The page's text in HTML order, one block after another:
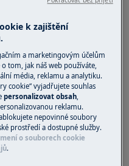
Výrobní číslo
(PNC)
Číslo ELC
Sériové číslo
následující:
k zajištění
a marketingovým účelům
tom, jak náš web používáte,
média, reklamu a analytiku.
cookie“ vyjadřujete souhlas
personalizovat obsah
reklamu.
nepovinné soubory
prostředí a dostupné služby.
o souborech cookie
.